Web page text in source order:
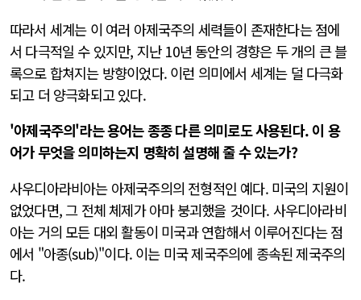
따라서 세계는 이 여러 아제국주의 세력들이 존재한다는 점에
서 다극적일 수 있지만, 지난 10년 동안의 경향은 두 개의 큰 블
록으로 합쳐지는 방향이었다. 이런 의미에서 세계는 덜 다극화
되고 더 양극화되고 있다.
'아제국주의'라는 용어는 종종 다른 의미로도 사용된다. 이 용
어가 무엇을 의미하는지 명확히 설명해 줄 수 있는가?
사우디아라비아는 아제국주의의 전형적인 예다. 미국의 지원이
없었다면, 그 전체 체제가 아마 붕괴했을 것이다. 사우디아라비
아는 거의 모든 대외 활동이 미국과 연합해서 이루어진다는 점
에서 "아종(sub)"이다. 이는 미국 제국주의에 종속된 제국주의
다.